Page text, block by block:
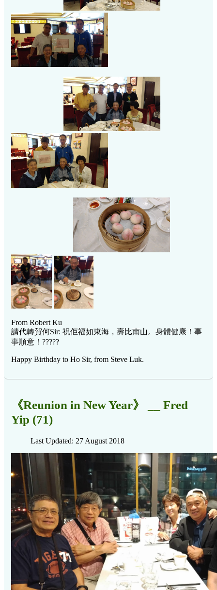
From Robert Ku
請代轉賀何Sir: 祝佢福如東海，壽比南山。身體健康！事
事順意！?????
Happy Birthday to Ho Sir, from Steve Luk.
《Reunion in New Year》 __ Fred
Yip (71)
Last Updated: 27 August 2018